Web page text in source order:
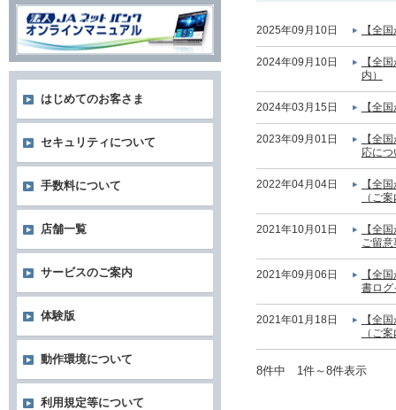
2025年09月10日 【全
2024年09月10日
【全
内）
2024年03月15日 【全
2023年09月01日
【全
応に
2022年04月04日
【全
（ご
2021年10月01日
【全
ご留
2021年09月06日
【全
書ログ
2021年01月18日
【全
（ご
8件中 1件～8件表示
はじめてのお客さま
セキュリティについて
手数料について
店舗一覧
サービスのご案内
体験版
動作環境について
利用規定等について